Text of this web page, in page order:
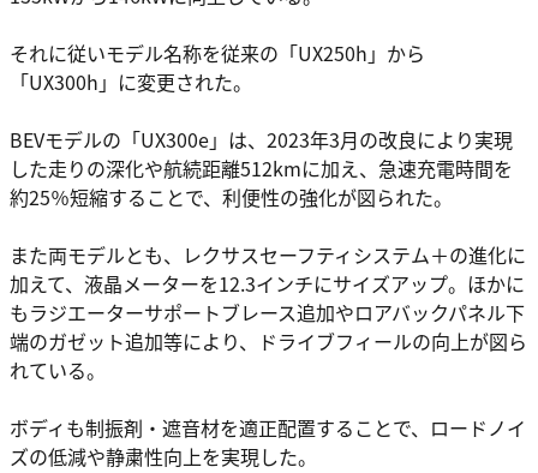
それに従いモデル名称を従来の「UX250h」から
「UX300h」に変更された。
BEVモデルの「UX300e」は、2023年3月の改良により実現
した走りの深化や航続距離512kmに加え、急速充電時間を
約25％短縮することで、利便性の強化が図られた。
また両モデルとも、レクサスセーフティシステム＋の進化に
加えて、液晶メーターを12.3インチにサイズアップ。ほかに
もラジエーターサポートブレース追加やロアバックパネル下
端のガゼット追加等により、ドライブフィールの向上が図ら
れている。
ボディも制振剤・遮音材を適正配置することで、ロードノイ
ズの低減や静粛性向上を実現した。